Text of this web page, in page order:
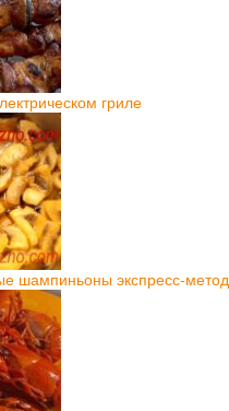
гриле
шампиньоны экспресс-метод